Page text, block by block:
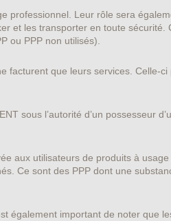
professionnel. Leur rôle sera
et les transporter en toute sécurité.
ou PPP non utilisés).
facturent que leurs services. Celle-ci
sous l’autorité d’un possesseur
aux utilisateurs de produits à
Ce sont des PPP dont une
également important de noter que